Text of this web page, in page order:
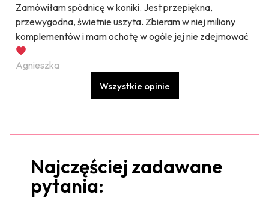
Zamówiłam spódnicę w koniki. Jest przepiękna,
przewygodna, świetnie uszyta. Zbieram w niej miliony
komplementów i mam ochotę w ogóle jej nie zdejmować
Agnieszka
Wszystkie opinie
Najczęściej zadawane
pytania: